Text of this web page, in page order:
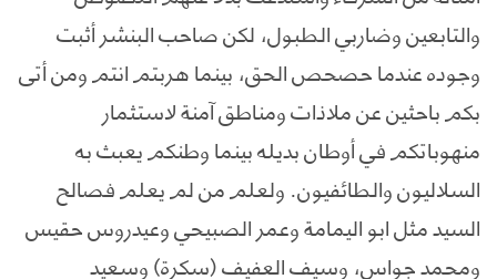
والتابعين وضاربي الطبول، لكن صاحب البنشر أثبت
وجوده عندما حصحص الحق، بينما هربتم انتم ومن أتى
بكم باحثين عن ملاذات ومناطق آمنة لاستثمار
منهوباتكم في أوطان بديله بينما وطنكم يعبث به
السلاليون والطائفيون. ولعلم من لم يعلم فصالح
السيد مثل ابو اليمامة وعمر الصبيحي وعيدروس حقيس
ومحمد جواس، وسيف العفيف (سكرة) وسعيد